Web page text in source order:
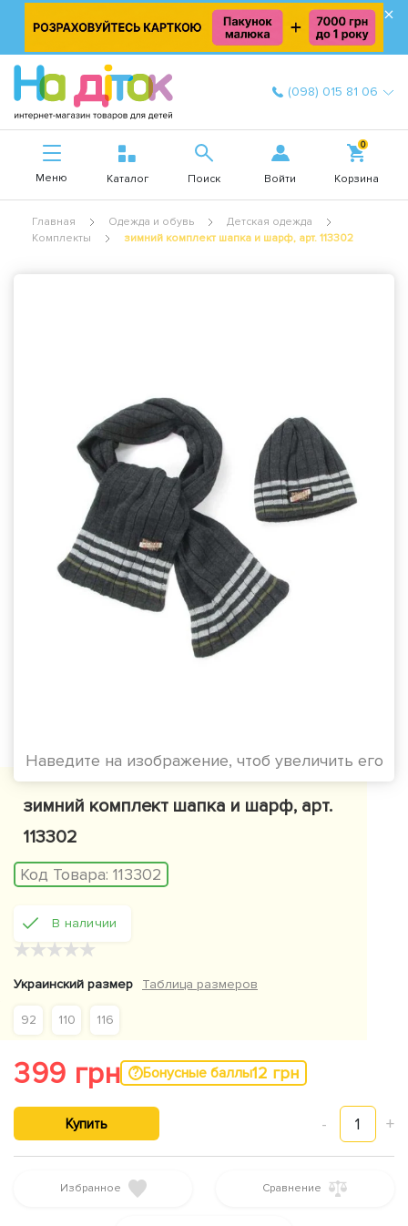
×
(098) 015 81 06
Меню Каталог Поиск Войти
0
Корзина
Главная Одежда и обувь
Детская одежда
Комплекты
зимний комплект шапка и шарф, арт. 113302
Наведите на изображение, чтоб увеличить его
зимний комплект шапка и шарф, арт.
113302
Код Товара: 113302
В наличии
★★★★★
Украинский размер Таблица размеров
92 110 116
399 грн Бонусные баллы12 грн
- 1 +
Купить
Избранное Сравнение